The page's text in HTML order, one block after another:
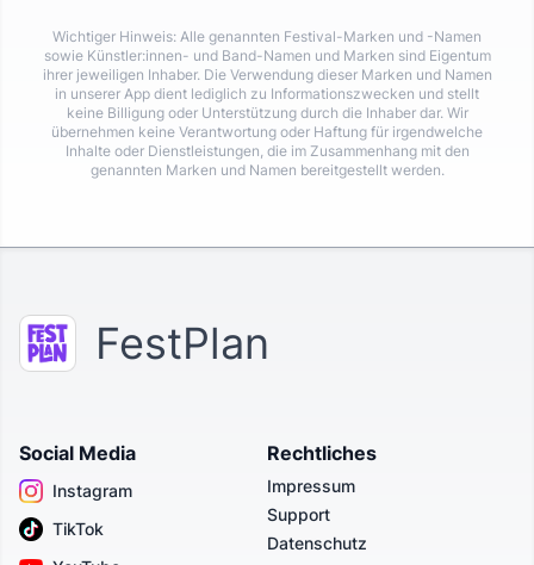
Wichtiger Hinweis: Alle genannten Festival-Marken und -Namen
sowie Künstler:innen- und Band-Namen und Marken sind Eigentum
ihrer jeweiligen Inhaber. Die Verwendung dieser Marken und Namen
in unserer App dient lediglich zu Informationszwecken und stellt
keine Billigung oder Unterstützung durch die Inhaber dar. Wir
übernehmen keine Verantwortung oder Haftung für irgendwelche
Inhalte oder Dienstleistungen, die im Zusammenhang mit den
genannten Marken und Namen bereitgestellt werden.
FestPlan
Social Media
Instagram
TikTok
Rechtliches
Impressum
Support
Datenschutz